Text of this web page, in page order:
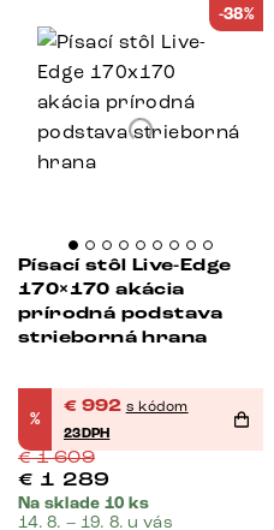
-38%
Písací stôl Live-Edge
170×170 akácia
prírodná podstava
strieborná hrana
%
€ 992 s kódom
23DPH
€1 609
€ 1 289
Na sklade 10 ks
14. 8. – 19. 8. u vás